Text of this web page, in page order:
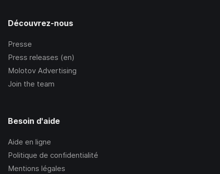
Découvrez-nous
Presse
Press releases (en)
Molotov Advertising
Join the team
Besoin d'aide
Aide en ligne
Politique de confidentialité
Mentions légales